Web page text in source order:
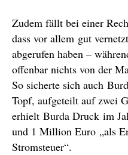
Zudem fällt bei einer
dass vor allem gut
abgerufen haben –
offenbar nichts von der
So sicherte sich auch
Topf, aufgeteilt auf zwei
erhielt Burda Druck im
und 1 Million Euro „als
Stromsteuer“.